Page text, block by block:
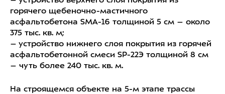
горячего щебеночно-мастичного
асфальтобетона SMA-16 толщиной 5 см – около
375 тыс. кв. м;
– устройство нижнего слоя покрытия из горячей
асфальтобетонной смеси SP-22Э толщиной 8 см
– чуть более 240 тыс. кв. м.
На строящемся объекте на 5-м этапе трассы